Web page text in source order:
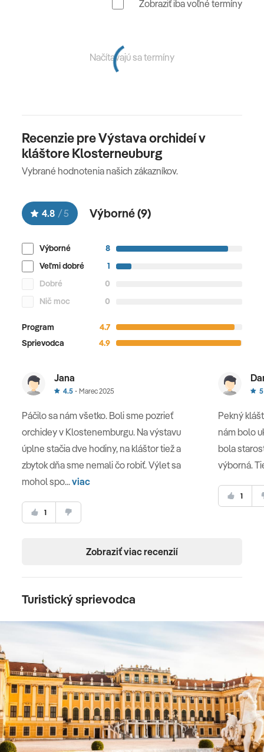
Zobraziť iba voľné termíny
Načítavajú sa termíny
Recenzie pre Výstava orchideí v
kláštore Klosterneuburg
Vybrané hodnotenia našich zákazníkov.
4.8 /5 Výborné (9)
Výborné
8
Veľmi dobré
1
Dobré
0
Nič moc
0
Program
4.7
Sprievodca
4.9
Jana
4.5 Marec 2025
Páčilo sa nám všetko. Boli sme pozrieť
orchidey v Klostenemburgu. Na výstavu
úplne stačia dve hodiny, na kláštor tiež a
zbytok dňa sme nemali čo robiť. Výlet sa
mohol spo...viac
1
5
Pekný
nám bolo
bola
výborná.
1
Zobraziť viac recenzií
Turistický sprievodca